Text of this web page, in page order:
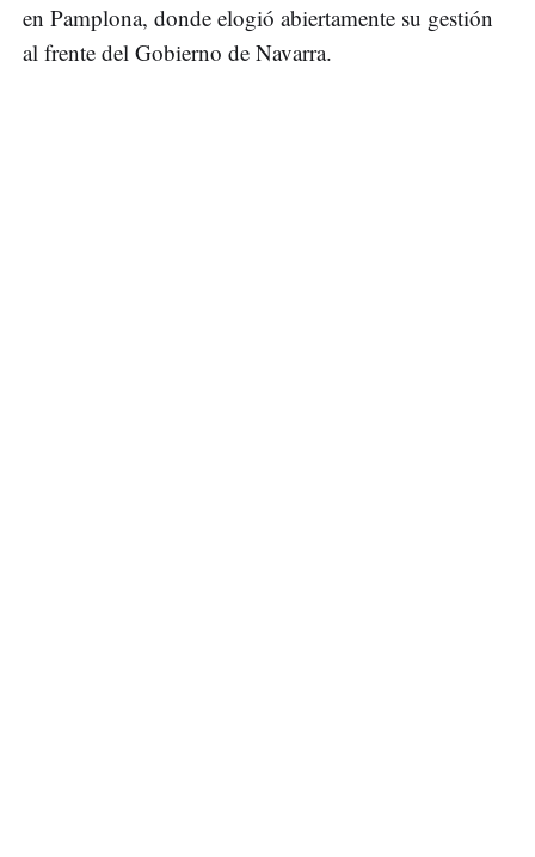
en Pamplona, donde elogió abiertamente su gestión
al frente del Gobierno de Navarra.